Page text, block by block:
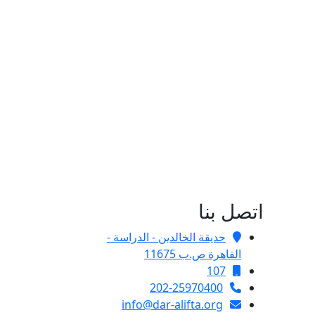
اتصل بنا
حديقة الخالدين - الدراسة -
القاهرة ص.ب 11675
107
202-25970400
info@dar-alifta.org